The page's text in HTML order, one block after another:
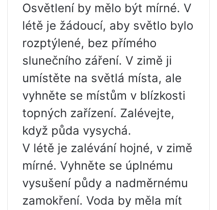
Osvětlení by mělo být mírné. V
létě je žádoucí, aby světlo bylo
rozptýlené, bez přímého
slunečního záření. V zimě ji
umístěte na světlá místa, ale
vyhněte se místům v blízkosti
topných zařízení. Zalévejte,
když půda vysychá.
V létě je zalévání hojné, v zimě
mírné. Vyhněte se úplnému
vysušení půdy a nadměrnému
zamokření. Voda by měla mít